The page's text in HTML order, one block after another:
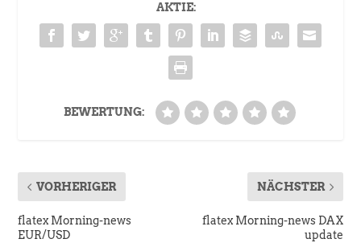
AKTIE:
BEWERTUNG:
VORHERIGER
flatex Morning-news
EUR/USD
NÄCHSTER
flatex Morning-news DAX
update